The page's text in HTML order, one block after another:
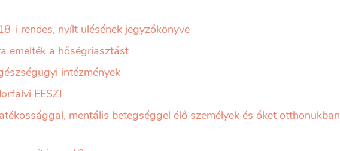
i rendes, nyílt ülésének jegyzőkönyve
emelték a hőségriasztást
intézmények
EESZI
mentális betegséggel élő személyek és őket otthonukban